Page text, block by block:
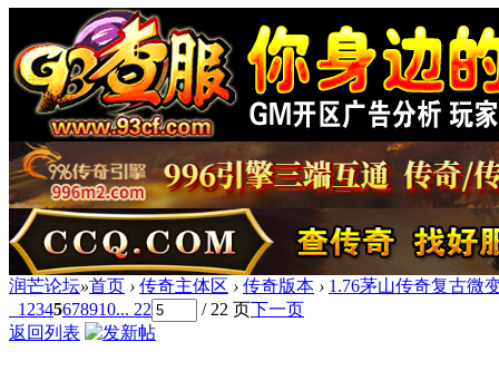
润芒论坛»首页 › 传奇主体区 › 传奇版本 › 1.76茅山传奇复古微
1 2345678910... 22 / 22 页下一页
返回列表